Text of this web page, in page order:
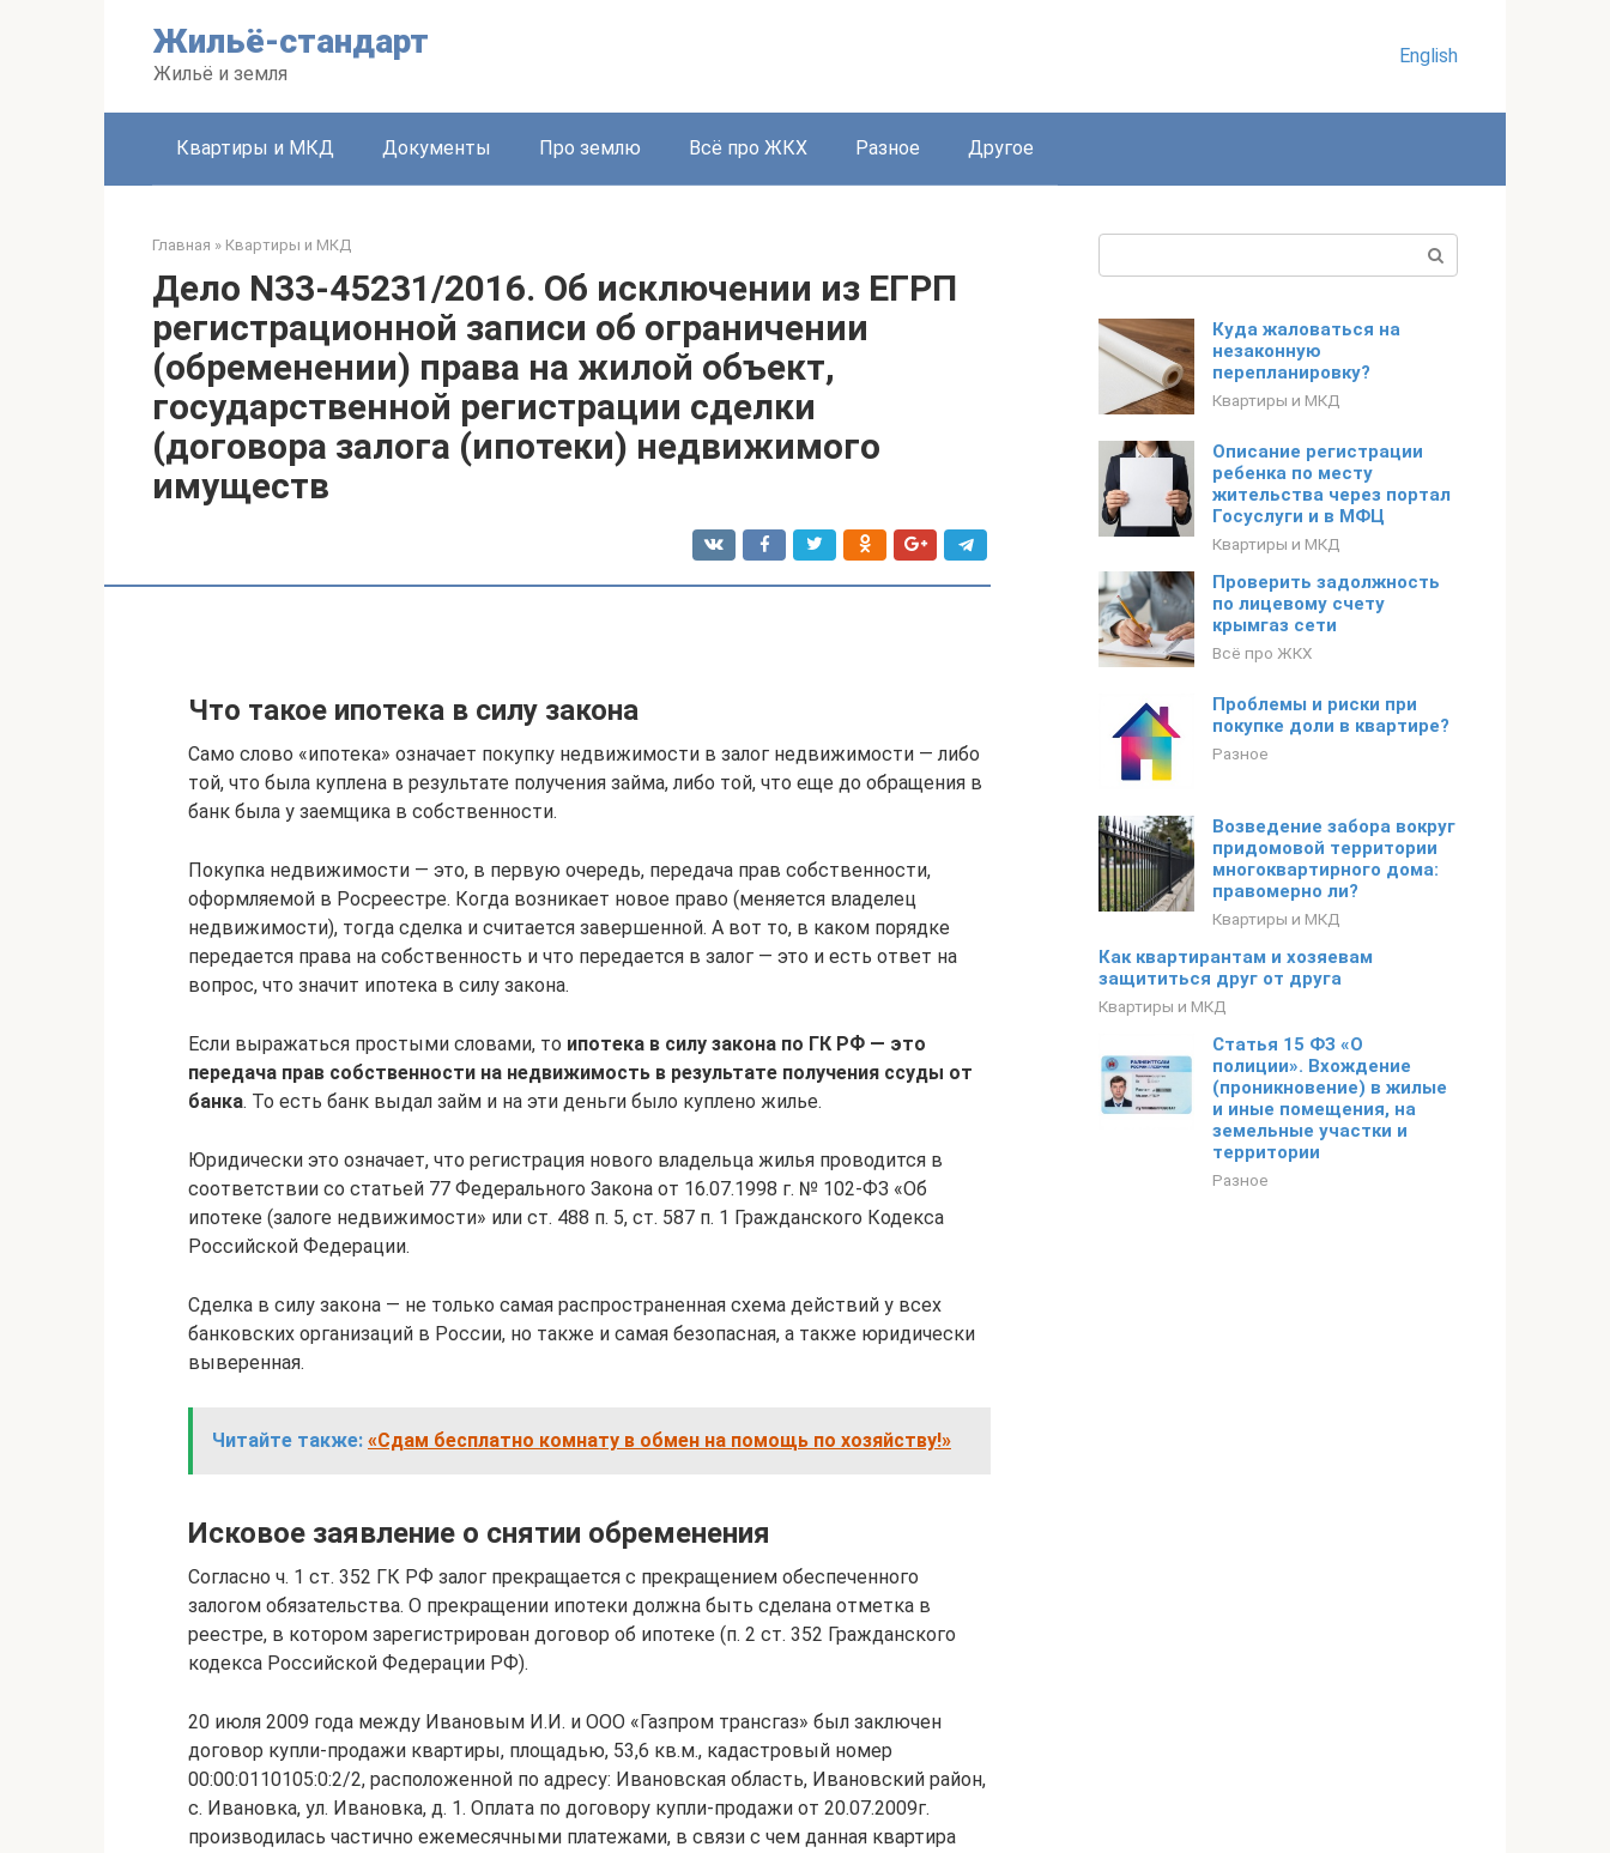
Жильё-стандарт
Жильё и земля
English
Квартиры и МКД Документы Про землю Всё про ЖКХ Разное Другое
Главная » Квартиры и МКД
Дело N33-45231/2016. Об исключении из ЕГРП
регистрационной записи об ограничении
(обременении) права на жилой объект,
государственной регистрации сделки
(договора залога (ипотеки) недвижимого
имуществ
Что такое ипотека в силу закона
Само слово «ипотека» означает покупку недвижимости в залог недвижимости — либо
той, что была куплена в результате получения займа, либо той, что еще до обращения в
банк была у заемщика в собственности.
Покупка недвижимости — это, в первую очередь, передача прав собственности,
оформляемой в Росреестре. Когда возникает новое право (меняется владелец
недвижимости), тогда сделка и считается завершенной. А вот то, в каком порядке
передается права на собственность и что передается в залог — это и есть ответ на
вопрос, что значит ипотека в силу закона.
Если выражаться простыми словами, то ипотека в силу закона по ГК РФ — это
передача прав собственности на недвижимость в результате получения ссуды от
банка. То есть банк выдал займ и на эти деньги было куплено жилье.
Юридически это означает, что регистрация нового владельца жилья проводится в
соответствии со статьей 77 Федерального Закона от 16.07.1998 г. № 102-ФЗ «Об
ипотеке (залоге недвижимости» или ст. 488 п. 5, ст. 587 п. 1 Гражданского Кодекса
Российской Федерации.
Сделка в силу закона — не только самая распространенная схема действий у всех
банковских организаций в России, но также и самая безопасная, а также юридически
выверенная.
Читайте также: «Сдам бесплатно комнату в обмен на помощь по хозяйству!»
Исковое заявление о снятии обременения
Согласно ч. 1 ст. 352 ГК РФ залог прекращается с прекращением обеспеченного
залогом обязательства. О прекращении ипотеки должна быть сделана отметка в
реестре, в котором зарегистрирован договор об ипотеке (п. 2 ст. 352 Гражданского
кодекса Российской Федерации РФ).
20 июля 2009 года между Ивановым И.И. и ООО «Газпром трансгаз» был заключен
договор купли-продажи квартиры, площадью, 53,6 кв.м., кадастровый номер
00:00:0110105:0:2/2, расположенной по адресу: Ивановская область, Ивановский район,
с. Ивановка, ул. Ивановка, д. 1. Оплата по договору купли-продажи от 20.07.2009г.
производилась частично ежемесячными платежами, в связи с чем данная квартира
Куда жаловаться на
незаконную
перепланировку?
Квартиры и МКД
Описание регистрации
ребенка по месту
жительства через портал
Госуслуги и в МФЦ
Квартиры и МКД
Проверить задолжность
по лицевому счету
крымгаз сети
Всё про ЖКХ
Проблемы и риски при
покупке доли в квартире?
Разное
Возведение забора вокруг
придомовой территории
многоквартирного дома:
правомерно ли?
Квартиры и МКД
Как квартирантам и хозяевам
защититься друг от друга
Квартиры и МКД
Статья 15 ФЗ «О
полиции». Вхождение
(проникновение) в жилые
и иные помещения, на
земельные участки и
территории
Разное